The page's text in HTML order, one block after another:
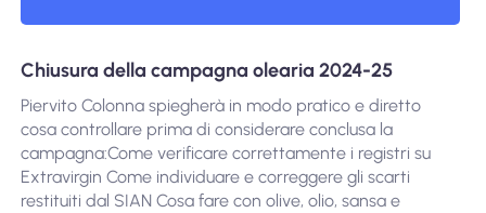
Chiusura della campagna olearia 2024-25
Piervito Colonna spiegherà in modo pratico e diretto
cosa controllare prima di considerare conclusa la
campagna:Come verificare correttamente i registri su
Extravirgin Come individuare e correggere gli scarti
restituiti dal SIAN Cosa fare con olive, olio, sansa e